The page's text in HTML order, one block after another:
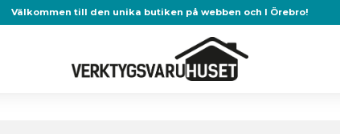
Välkommen till den unika butiken på webben och I Örebro!